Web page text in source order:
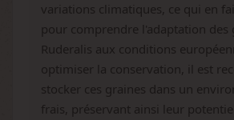
variations climatiques, ce qui en
pour comprendre l'adaptation des
Ruderalis aux conditions
optimiser la conservation, il est
stocker ces graines dans un
frais, préservant ainsi leur